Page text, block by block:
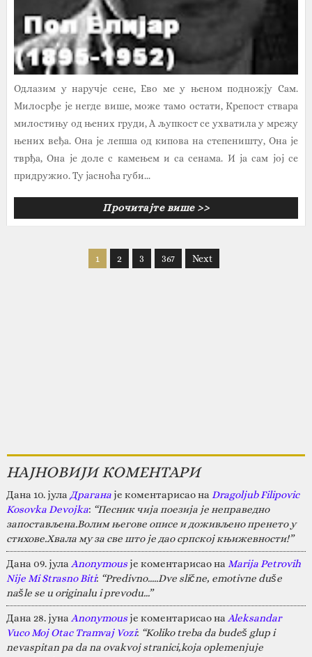
Одлазим у наручје сене, Ево ме у њеном подножју Сам.
Милосрђе је негде више, може тамо остати, Крепост ствара
милостињу од њених груди, А љупкост се ухватила у мрежу
њених веђа. Она је лепша од кипова на степеништу, Она је
тврђа, Она је доле с камењем и са сенама. И ја сам јој се
придружио. Ту јасноћа губи...
Прочитајте више >>
1 2 3 367 Next
НАЈНОВИЈИ КОМЕНТАРИ
Дана 10. јула Драганаје коментарисао на Dragoljub Filipovic
Kosovka Devojka: “Песник чија поезија је неправедно
запостављена.Волим његове описе и доживљено пренето у
стихове.Хвала му за све што је дао српској књижевности!”
Дана 09. јула Anonymousје коментарисао на Marija Petrovih
Nije Mi Strasno Biti: “Predivno.....Dve slične, emotivne duše
našle se u originalu i prevodu...”
Дана 28. јуна Anonymousје коментарисао на Aleksandar
Vuco Moj Otac Tramvaj Vozi: “Koliko treba da budeš glup i
nevaspitan pa da na ovakvoj stranici,koja oplemenjuje